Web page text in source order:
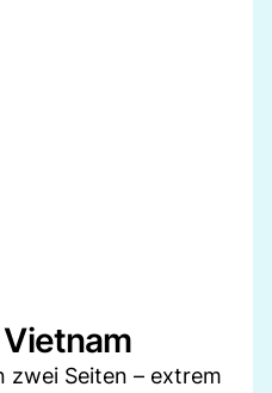
zwei Seiten – extrem